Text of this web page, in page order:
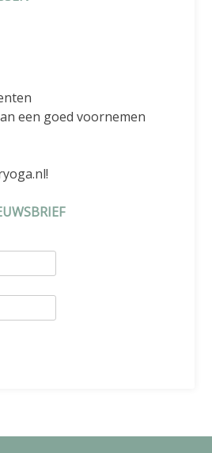
een goed voornemen